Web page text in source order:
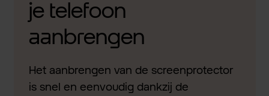
je telefoon
aanbrengen
Het aanbrengen van de screenprotector
is snel en eenvoudig dankzij de